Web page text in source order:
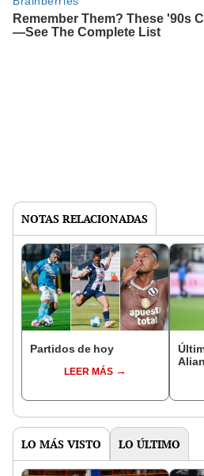
NOTAS RELACIONADAS
Partidos de hoy
LEER MÁS
LO MÁS VISTO LO ÚLTIMO